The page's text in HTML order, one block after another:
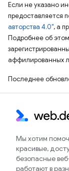
Если не указано
предоставляется
авторства 4.0", а
Подробнее об
аффилированных
Последнее
Мы хотим
красивые,
безопасные
работают в